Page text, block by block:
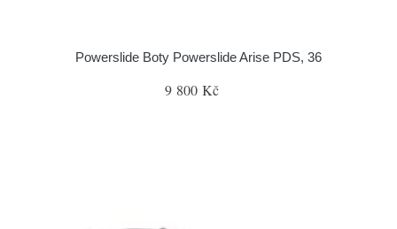
Powerslide Boty Powerslide Arise PDS, 36
9 800 Kč